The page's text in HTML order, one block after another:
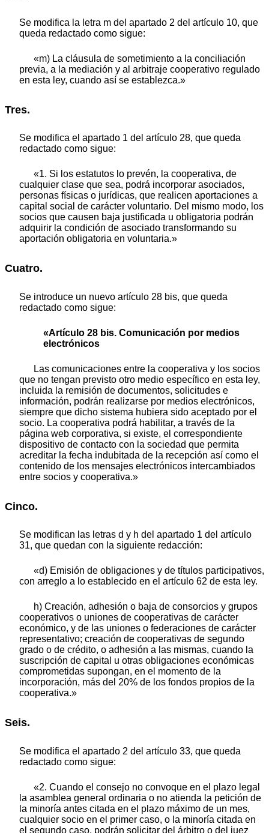
Se modifica la letra m del apartado 2 del artículo 10, que
queda redactado como sigue:
«m) La cláusula de sometimiento a la conciliación
previa, a la mediación y al arbitraje cooperativo regulado
en esta ley, cuando así se establezca.»
Tres.
Se modifica el apartado 1 del artículo 28, que queda
redactado como sigue:
«1. Si los estatutos lo prevén, la cooperativa, de
cualquier clase que sea, podrá incorporar asociados,
personas físicas o jurídicas, que realicen aportaciones a
capital social de carácter voluntario. Del mismo modo, los
socios que causen baja justificada u obligatoria podrán
adquirir la condición de asociado transformando su
aportación obligatoria en voluntaria.»
Cuatro.
Se introduce un nuevo artículo 28 bis, que queda
redactado como sigue:
«Artículo 28 bis. Comunicación por medios
electrónicos
Las comunicaciones entre la cooperativa y los socios
que no tengan previsto otro medio específico en esta ley,
incluida la remisión de documentos, solicitudes e
información, podrán realizarse por medios electrónicos,
siempre que dicho sistema hubiera sido aceptado por el
socio. La cooperativa podrá habilitar, a través de la
página web corporativa, si existe, el correspondiente
dispositivo de contacto con la sociedad que permita
acreditar la fecha indubitada de la recepción así como el
contenido de los mensajes electrónicos intercambiados
entre socios y cooperativa.»
Cinco.
Se modifican las letras d y h del apartado 1 del artículo
31, que quedan con la siguiente redacción:
«d) Emisión de obligaciones y de títulos participativos,
con arreglo a lo establecido en el artículo 62 de esta ley.
h) Creación, adhesión o baja de consorcios y grupos
cooperativos o uniones de cooperativas de carácter
económico, y de las uniones o federaciones de carácter
representativo; creación de cooperativas de segundo
grado o de crédito, o adhesión a las mismas, cuando la
suscripción de capital u otras obligaciones económicas
comprometidas supongan, en el momento de la
incorporación, más del 20% de los fondos propios de la
cooperativa.»
Seis.
Se modifica el apartado 2 del artículo 33, que queda
redactado como sigue:
«2. Cuando el consejo no convoque en el plazo legal
la asamblea general ordinaria o no atienda la petición de
la minoría antes citada en el plazo máximo de un mes,
cualquier socio en el primer caso, o la minoría citada en
el segundo caso, podrán solicitar del árbitro o del juez